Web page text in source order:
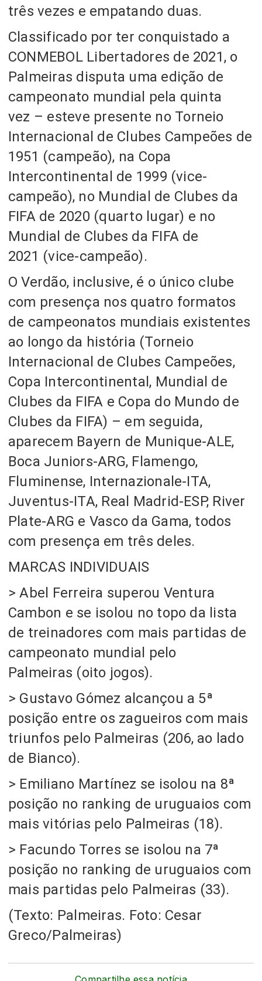
três vezes e empatando duas.
Classificado por ter conquistado a
CONMEBOL Libertadores de 2021, o
Palmeiras disputa uma edição de
campeonato mundial pela quinta
vez – esteve presente no Torneio
Internacional de Clubes Campeões de
1951 (campeão), na Copa
Intercontinental de 1999 (vice-
campeão), no Mundial de Clubes da
FIFA de 2020 (quarto lugar) e no
Mundial de Clubes da FIFA de
2021 (vice-campeão).
O Verdão, inclusive, é o único clube
com presença nos quatro formatos
de campeonatos mundiais existentes
ao longo da história (Torneio
Internacional de Clubes Campeões,
Copa Intercontinental, Mundial de
Clubes da FIFA e Copa do Mundo de
Clubes da FIFA) – em seguida,
aparecem Bayern de Munique-ALE,
Boca Juniors-ARG, Flamengo,
Fluminense, Internazionale-ITA,
Juventus-ITA, Real Madrid-ESP, River
Plate-ARG e Vasco da Gama, todos
com presença em três deles.
MARCAS INDIVIDUAIS
> Abel Ferreira superou Ventura
Cambon e se isolou no topo da lista
de treinadores com mais partidas de
campeonato mundial pelo
Palmeiras (oito jogos).
> Gustavo Gómez alcançou a 5ª
posição entre os zagueiros com mais
triunfos pelo Palmeiras (206, ao lado
de Bianco).
> Emiliano Martínez se isolou na 8ª
posição no ranking de uruguaios com
mais vitórias pelo Palmeiras (18).
> Facundo Torres se isolou na 7ª
posição no ranking de uruguaios com
mais partidas pelo Palmeiras (33).
(Texto: Palmeiras. Foto: Cesar
Greco/Palmeiras)